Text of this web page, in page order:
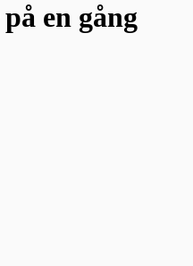
på en gång